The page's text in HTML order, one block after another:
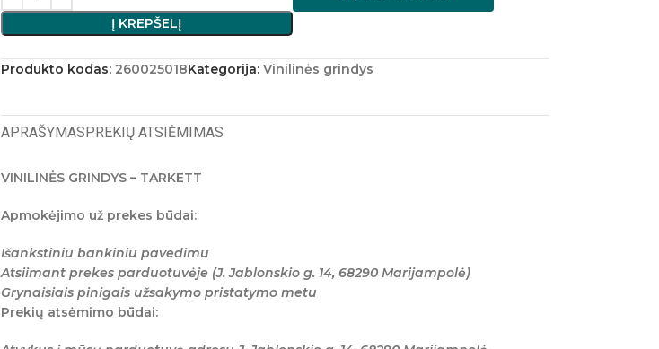
Į KREPŠELĮ
Produkto kodas: 260025018Kategorija: Vinilinės grindys
APRAŠYMASPREKIŲ ATSIĖMIMAS
VINILINĖS GRINDYS – TARKETT
Apmokėjimo už prekes būdai:
Išankstiniu bankiniu pavedimu
Atsiimant prekes parduotuvėje (J. Jablonskio g. 14, 68290 Marijampolė)
Grynaisiais pinigais užsakymo pristatymo metu
Prekių atsėmimo būdai: